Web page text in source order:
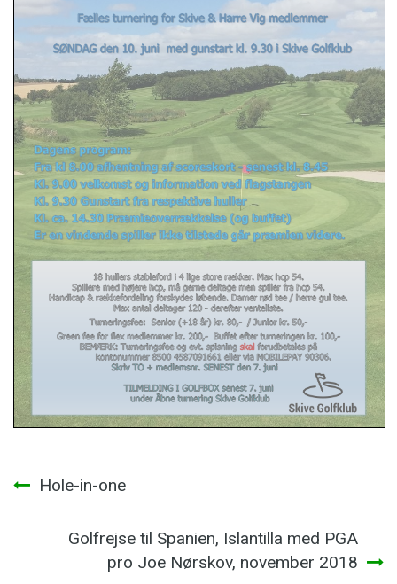
Indlægsnavigation
Hole-in-one
Golfrejse til Spanien, Islantilla med PGA
pro Joe Nørskov, november 2018